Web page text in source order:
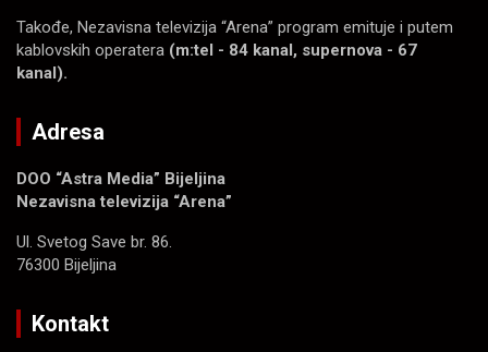
Takođe, Nezavisna televizija “Arena” program emituje i putem
kablovskih operatera (m:tel - 84 kanal, supernova - 67
kanal).
Adresa
DOO “Astra Media” Bijeljina
Nezavisna televizija “Arena”
Ul. Svetog Save br. 86.
76300 Bijeljina
Kontakt